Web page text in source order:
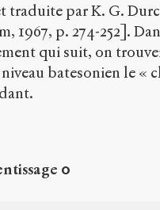
traduite par K. G.
1967, p. 274-252].
qui suit, on
batesonien le «
0